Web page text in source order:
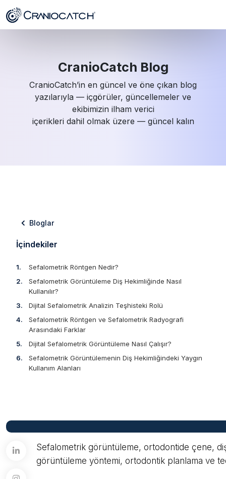
CranioCatch Blog
CranioCatch’in en güncel ve öne çıkan blog
yazılarıyla — içgörüler, güncellemeler ve
ekibimizin ilham verici
içerikleri dahil olmak üzere — güncel kalın
Bloglar
İçindekiler
Sefalometrik Röntgen Nedir?
Sefalometrik Görüntüleme Diş Hekimliğinde Nasıl
Kullanılır?
Dijital Sefalometrik Analizin Teşhisteki Rolü
Sefalometrik Röntgen ve Sefalometrik Radyografi
Arasındaki Farklar
Dijital Sefalometrik Görüntüleme Nasıl Çalışır?
Sefalometrik Görüntülemenin Diş Hekimliğindeki Yaygın
Kullanım Alanları
Sefalometrik görüntüleme, ortodontide çene,
görüntüleme yöntemi, ortodontik planlama ve